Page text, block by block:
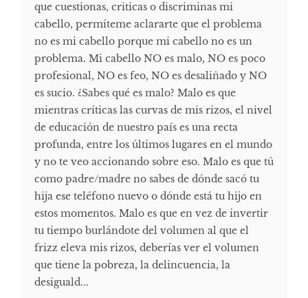
que cuestionas, criticas o discriminas mi
cabello, permíteme aclararte que el problema
no es mi cabello porque mi cabello no es un
problema. Mi cabello NO es malo, NO es poco
profesional, NO es feo, NO es desaliñado y NO
es sucio. ¿Sabes qué es malo? Malo es que
mientras críticas las curvas de mis rizos, el nivel
de educación de nuestro país es una recta
profunda, entre los últimos lugares en el mundo
y no te veo accionando sobre eso. Malo es que tú
como padre/madre no sabes de dónde sacó tu
hija ese teléfono nuevo o dónde está tu hijo en
estos momentos. Malo es que en vez de invertir
tu tiempo burlándote del volumen al que el
frizz eleva mis rizos, deberías ver el volumen
que tiene la pobreza, la delincuencia, la
desiguald...